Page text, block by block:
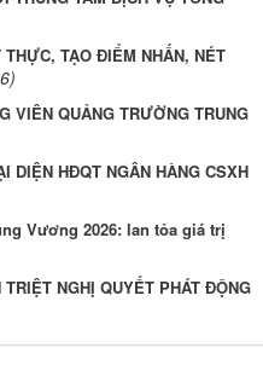
TẠO ĐIỂM NHẤN, NÉT
VIÊN QUẢNG TRƯỜNG TRUNG
DIỆN HĐQT NGÂN HÀNG CSXH
Vương 2026: lan tỏa giá trị
NGHỊ QUYẾT PHÁT ĐỘNG